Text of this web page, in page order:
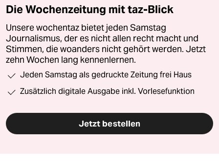
Die Wochenzeitung mit taz-Blick
Unsere wochentaz bietet jeden Samstag
Journalismus, der es nicht allen recht macht und
Stimmen, die woanders nicht gehört werden. Jetzt
zehn Wochen lang kennenlernen.
Jeden Samstag als gedruckte Zeitung frei Haus
Zusätzlich digitale Ausgabe inkl. Vorlesefunktion
Jetzt bestellen